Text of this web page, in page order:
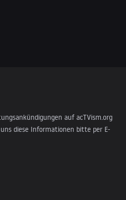
auf acTVism.org
diese Informationen bitte per E-